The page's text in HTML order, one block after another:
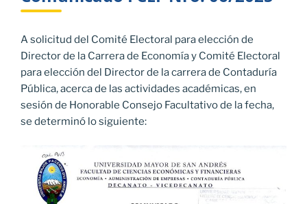
A solicitud del Comité Electoral para elección de
Director de la Carrera de Economía y Comité Electoral
para elección del Director de la carrera de Contaduría
Pública, acerca de las actividades académicas, en
sesión de Honorable Consejo Facultativo de la fecha,
se determinó lo siguiente: